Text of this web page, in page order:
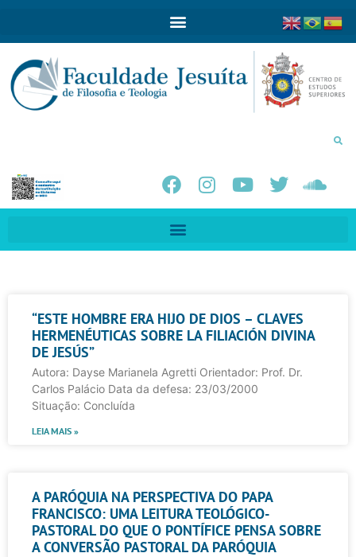
“ESTE HOMBRE ERA HIJO DE DIOS – CLAVES
HERMENÉUTICAS SOBRE LA FILIACIÓN DIVINA
DE JESÚS”
Autora: Dayse Marianela Agretti Orientador: Prof. Dr.
Carlos Palácio Data da defesa: 23/03/2000
Situação: Concluída
LEIA MAIS »
A PARÓQUIA NA PERSPECTIVA DO PAPA
FRANCISCO: UMA LEITURA TEOLÓGICO-
PASTORAL DO QUE O PONTÍFICE PENSA SOBRE
A CONVERSÃO PASTORAL DA PARÓQUIA